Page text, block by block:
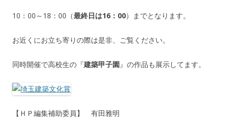
10：00～18：00（最終日は16：00）までとなります。
お近くにお立ち寄りの際は是非、ご覧ください。
同時開催で高校生の『建築甲子園』の作品も展示してます。
【ＨＰ編集補助委員】 有田雅明